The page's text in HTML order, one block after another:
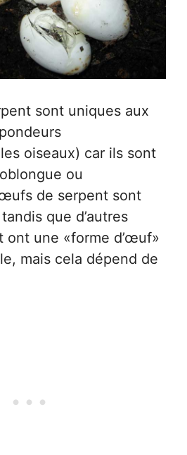
sont uniques aux
oiseaux) car ils sont
ou
de serpent sont
que d’autres
une «forme d’œuf»
mais cela dépend de